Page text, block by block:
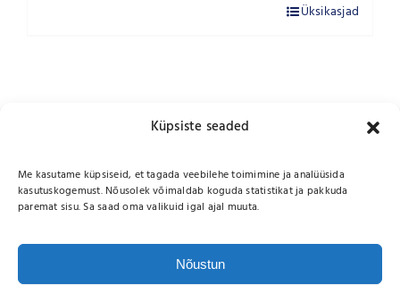
Küpsiste seaded
Me kasutame küpsiseid, et tagada veebilehe toimimine ja analüüsida
kasutuskogemust. Nõusolek võimaldab koguda statistikat ja pakkuda
paremat sisu. Sa saad oma valikuid igal ajal muuta.
Nõustun
Üksikasjad